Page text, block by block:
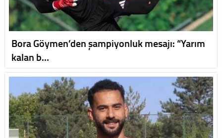
Bora Göymen’den şampiyonluk mesajı: “Yarım
kalan b…